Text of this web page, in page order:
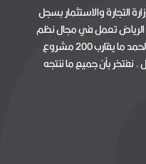
والاستثمار بسجل
مقرها مدينة الرياض تعمل في مجال نظم
المعلومات منذ عام 2007 ، لدينا ولله الحمد ما يقارب 200 مشروع
منها من قبل 5000 عميل . نفتخر بأن جميع ما ننتجه